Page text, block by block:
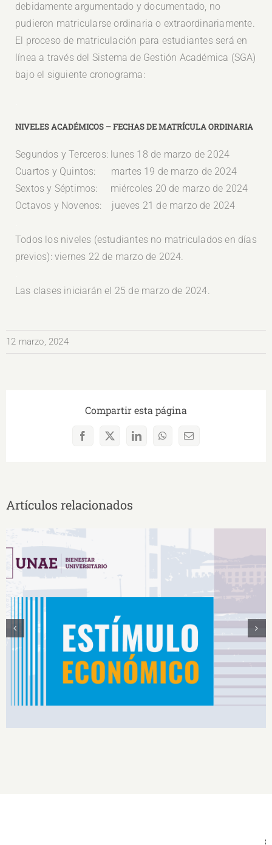
debidamente argumentado y documentado, no
pudieron matricularse ordinaria o extraordinariamente.
El proceso de matriculación para estudiantes será en
línea a través del Sistema de Gestión Académica (SGA)
bajo el siguiente cronograma:
NIVELES ACADÉMICOS –FECHAS DE MATRÍCULA ORDINARIA
Segundos y Terceros: lunes 18 de marzo de 2024
Cuartos y Quintos: martes 19 de marzo de 2024
Sextos y Séptimos: miércoles 20 de marzo de 2024
Octavos y Novenos: jueves 21 de marzo de 2024
Todos los niveles (estudiantes no matriculados en días
previos): viernes 22 de marzo de 2024.
Las clases iniciarán el 25 de marzo de 2024.
12 marzo, 2024
Compartir esta página
Facebook
X LinkedInWhatsAppCorreo
Artículos relacionados
Estímulos Económicos para Deportistas de Alto
Rendimiento IS2026